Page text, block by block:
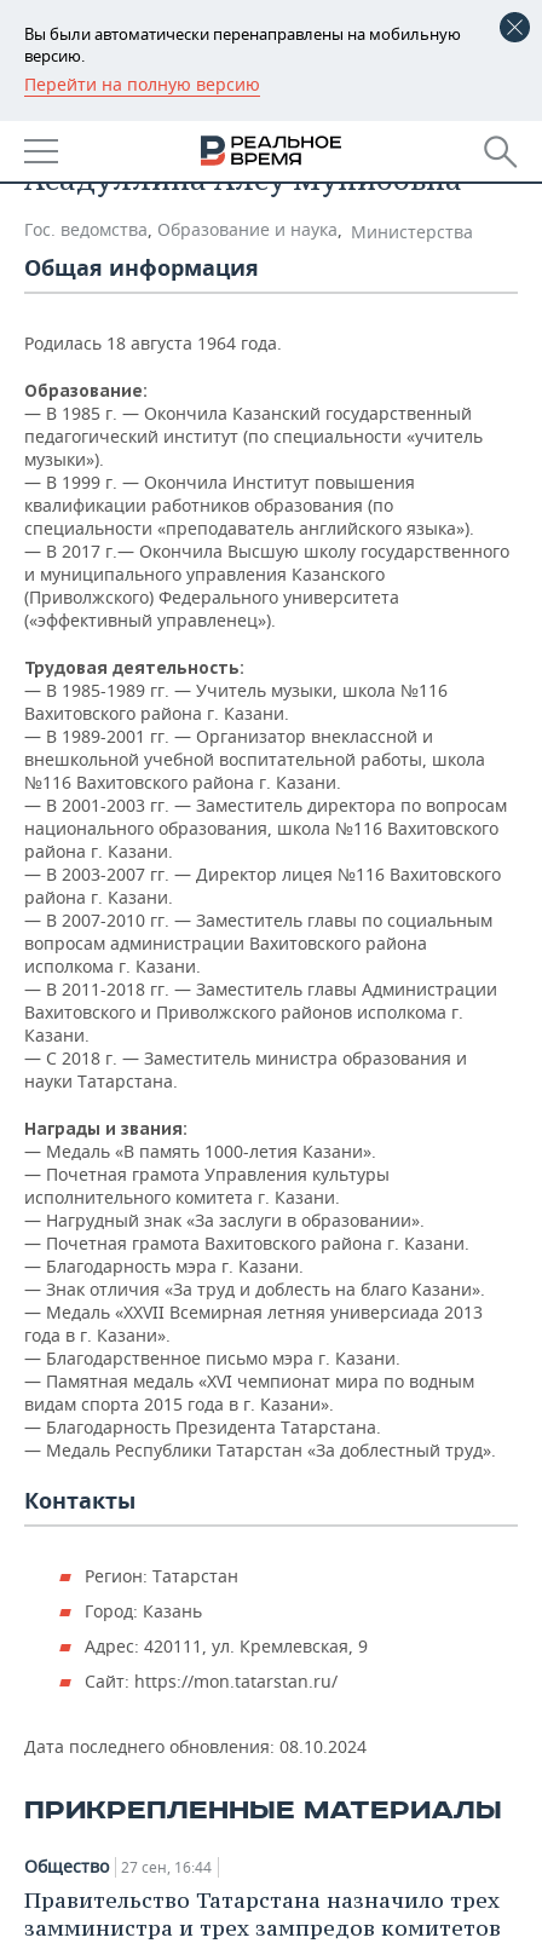
Вы были автоматически перенаправлены на мобильную
версию.
Перейти на полную версию
РЕГИОНЫ
БАШКОРТОСТАН
ТАТАРСТАН
УДМУРТИЯ
НОВОСТИ
АНАЛИТИКА
НОВОСТИ АНАЛИТИКИ
ВУЗЫ ТАТАРСТАНА
КОМУ ПРИНАДЛЕЖАТ
ТОРГОВЫЕ ЦЕНТРЫ
ТАТАРСТАНА
ЭКОНОМИКА
БАНКИ
БЮДЖЕТ
ИНВЕСТИЦИИ
ПРОМЫШЛЕННОСТИ
АГРОПРОМ
МАШИНОСТРОЕНИЕ
НЕФТЕХИМИЯ
НЕФТЬ
ОПК
ЭНЕРГЕТИКА
НОВОСТИ НЕДВИЖИМОСТИ
АВТО
НОВОСТИ АВТО
БИЗНЕС
НОВОСТИ БИЗНЕСА
РОЗНИЧНАЯ ТОРГОВЛЯ
УСЛУГИ
ТЕХНОЛОГИИ
НОВОСТИ ТЕХНОЛОГИЙ
МЕДИА
ТЕЛЕКОММУНИКАЦИИ
МЕРОПРИЯТИЯ
ВЫЕЗДНАЯ РЕДАКЦИЯ
БИЗНЕС-БРАНЧИ
ONLINE-КОНФЕРЕНЦИИ
ОТКРЫТАЯ ЛЕКЦИЯ
НОВОСТИ СПОРТА
ФУТБОЛ
ХОККЕЙ
БАСКЕТБОЛ
ВОЛЕЙБОЛ
КИБЕРСПОРТ
ФИГУРНОЕ КАТАНИЕ
ВОДНЫЕ ВИДЫ СПОРТА
ХОККЕЙ С МЯЧОМ
ОБЩЕСТВО
НОВОСТИ ОБЩЕСТВА
ВЛАСТЬ
ИНФРАСТРУКТУРА
ИСТОРИЯ
КУЛЬТУРА
МЕДИЦИНА
ОБРАЗОВАНИЕ
ПРОИСШЕСТВИЯ
ФОТОГАЛЕРЕЯ
СЮЖЕТЫ
СПРАВОЧНИК
СПИСОК ПЕРСОН
СПИСОК КОМПАНИЙ
ПОЛНАЯ ВЕРСИЯ
Асадуллина Алсу Мунибовна
Гос. ведомства, Образование и наука, Министерства
Общая информация
Родилась 18 августа 1964 года.
Образование:
— В 1985 г. — Окончила Казанский государственный
педагогический институт (по специальности «учитель
музыки»).
— В 1999 г. — Окончила Институт повышения
квалификации работников образования (по
специальности «преподаватель английского языка»).
— В 2017 г.— Окончила Высшую школу государственного
и муниципального управления Казанского
(Приволжского) Федерального университета
(«эффективный управленец»).
Трудовая деятельность:
— В 1985-1989 гг. — Учитель музыки, школа №116
Вахитовского района г. Казани.
— В 1989-2001 гг. — Организатор внеклассной и
внешкольной учебной воспитательной работы, школа
№116 Вахитовского района г. Казани.
— В 2001-2003 гг. — Заместитель директора по вопросам
национального образования, школа №116 Вахитовского
района г. Казани.
— В 2003-2007 гг. — Директор лицея №116 Вахитовского
района г. Казани.
— В 2007-2010 гг. — Заместитель главы по социальным
вопросам администрации Вахитовского района
исполкома г. Казани.
— В 2011-2018 гг. — Заместитель главы Администрации
Вахитовского и Приволжского районов исполкома г.
Казани.
— С 2018 г. — Заместитель министра образования и
науки Татарстана.
Награды и звания:
— Медаль «В память 1000-летия Казани».
— Почетная грамота Управления культуры
исполнительного комитета г. Казани.
— Нагрудный знак «За заслуги в образовании».
— Почетная грамота Вахитовского района г. Казани.
— Благодарность мэра г. Казани.
— Знак отличия «За труд и доблесть на благо Казани».
— Медаль «XXVII Всемирная летняя универсиада 2013
года в г. Казани».
— Благодарственное письмо мэра г. Казани.
— Памятная медаль «XVI чемпионат мира по водным
видам спорта 2015 года в г. Казани».
— Благодарность Президента Татарстана.
— Медаль Республики Татарстан «За доблестный труд».
Контакты
Регион: Татарстан
Город: Казань
Адрес: 420111, ул. Кремлевская, 9
Сайт: https://mon.tatarstan.ru/
Дата последнего обновления: 08.10.2024
ПРИКРЕПЛЕННЫЕ МАТЕРИАЛЫ
Общество 27 сен, 16:44
Правительство Татарстана назначило трех
замминистра и трех зампредов комитетов